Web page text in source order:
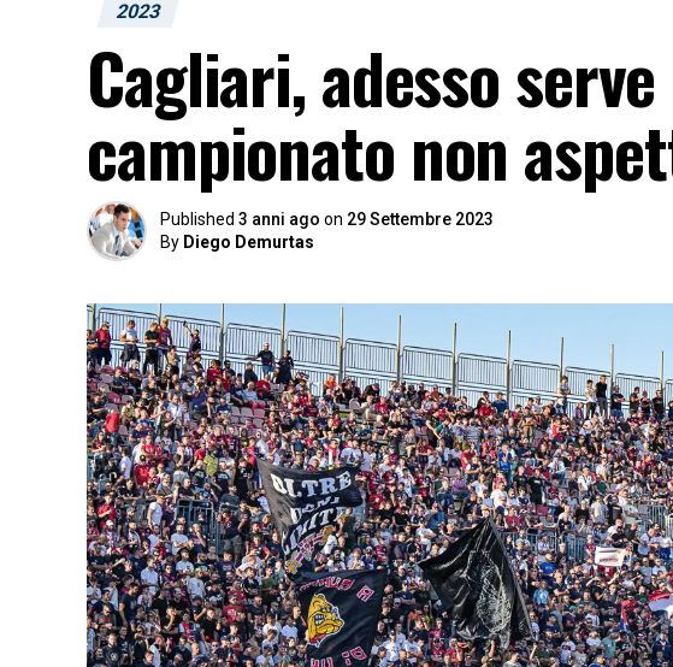
2023
Cagliari, adesso
campionato non
Published 3 anni ago on 29 Settembre 2023
By Diego Demurtas